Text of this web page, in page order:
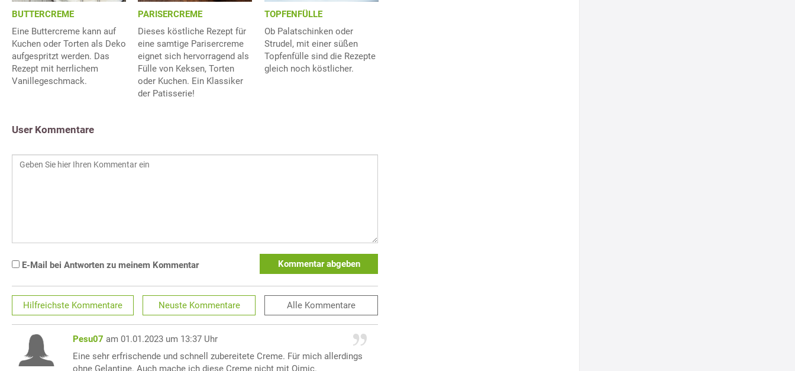
BUTTERCREME
Eine Buttercreme kann auf
Kuchen oder Torten als Deko
aufgespritzt werden. Das
Rezept mit herrlichem
Vanillegeschmack.
PARISERCREME
Dieses köstliche Rezept für
eine samtige Parisercreme
eignet sich hervorragend als
Fülle von Keksen, Torten
oder Kuchen. Ein Klassiker
der Patisserie!
TOPFENFÜLLE
Ob Palatschinken oder
Strudel, mit einer süßen
Topfenfülle sind die Rezepte
gleich noch köstlicher.
User Kommentare
E-Mail bei Antworten zu meinem Kommentar Kommentar abgeben
Hilfreichste Kommentare Neuste Kommentare Alle Kommentare
Pesu07 am 01.01.2023 um 13:37 Uhr
Eine sehr erfrischende und schnell zubereitete Creme. Für mich allerdings
ohne Gelantine. Auch mache ich diese Creme nicht mit Qimic.